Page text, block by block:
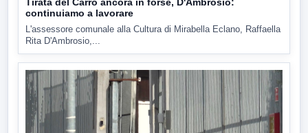
continuiamo a lavorare
L'assessore comunale alla Cultura di Mirabella Eclano, Raffaella
Rita D'Ambrosio,...